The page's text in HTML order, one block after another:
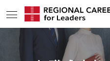
サービスの特長